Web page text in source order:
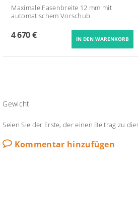
Maximale Fasenbreite 12 mm mit
automatischem Vorschub
4 670 €
Gewicht
Seien Sie der Erste, der einen Beitrag zu
Kommentar hinzufügen